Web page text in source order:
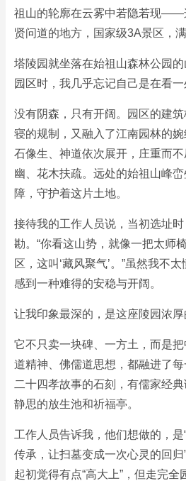
祖山的轮廓在云雾中若隐若现——
贤问道的地方，国家级3A景区，
塔陵园就坐落在始祖山森林公园
园区时，我几乎忘记自己是在看一
没有阴森，只有开阔。园区的建
寝的规制，又融入了江南园林的婉
石像生、神道依次展开，庄重而
幽、花木扶疏。远处的始祖山峰
障，守护着这片土地。
接待我的工作人员说，当初选址
勘。“你看这山势，就像一把太师
区，这叫‘藏风聚气’。”虽然我不
感到一种难得的安稳与开阔。
让我印象最深的，是这座陵园浓厚
它不只卖一块碑、一方土，而是
道精神、佛儒道思想，都融进了
二十四孝故事的石刻，有儒家经
静思的放生池和祈福亭。
工作人员告诉我，他们想做的，
传承，让扫墓变成一次心灵的回
起初觉得有点“高大上”，但走完